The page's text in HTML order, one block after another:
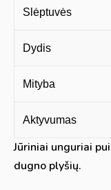
Slėptuvės
Dydis
Mityba
Aktyvumas
Jūriniai unguriai
dugno plyšių.